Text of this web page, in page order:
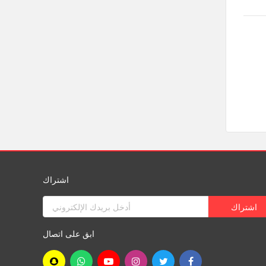
اشتراك
ابق على اتصال